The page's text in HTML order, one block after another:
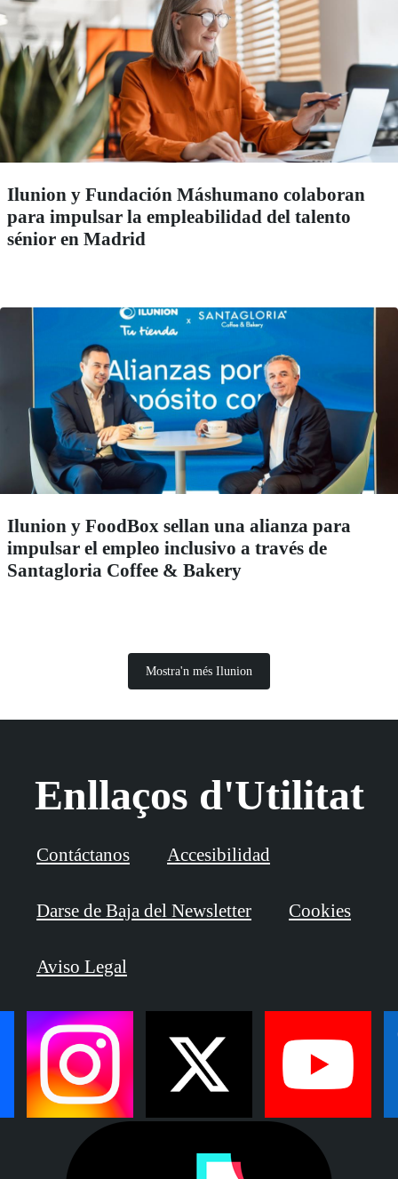
Ilunion y Fundación Máshumano colaboran
para impulsar la empleabilidad del talento
sénior en Madrid
Ilunion y FoodBox sellan una alianza para
impulsar el empleo inclusivo a través de
Santagloria Coffee & Bakery
Mostra'n més Ilunion
Enllaços d'Utilitat
Contáctanos Accesibilidad
Darse de Baja del Newsletter Cookies
Aviso Legal